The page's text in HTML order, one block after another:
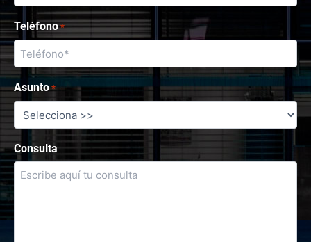
Teléfono *
Asunto *
Consulta